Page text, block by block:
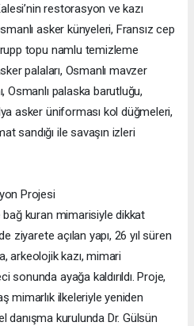
restorasyon ve kazı
asker künyeleri, Fransız cep
topu namlu temizleme
palaları, Osmanlı mavzer
Osmanlı palaska barutluğu,
asker üniforması kol düğmeleri,
sandığı ile savaşın izleri
Projesi
kuran mimarisiyle dikkat
ziyarete açılan yapı, 26 yıl süren
arkeolojik kazı, mimari
ayağa kaldırıldı. Proje,
mimarlık ilkeleriyle yeniden
danışma kurulunda Dr. Gülsün